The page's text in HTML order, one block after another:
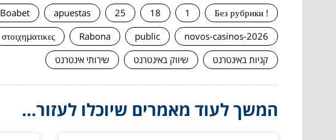
! Без рубрики
1
18
25
apuestas
Boabet
novos-casinos-2026
public
Rabona
στοιχηματικες
קניות באינטרנט
שיווק באינטרנט שירותי אינטרנט
המשך לעוד מאמרים שיוכלו לעזור...